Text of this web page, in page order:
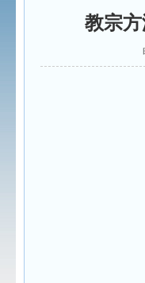
教宗